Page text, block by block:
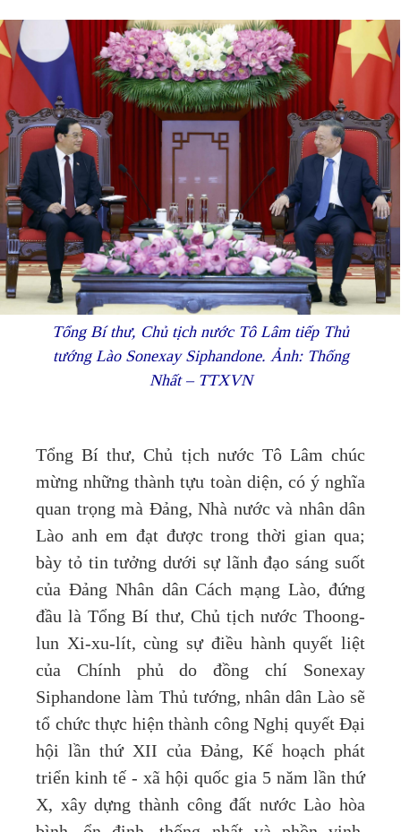
Tổng Bí thư, Chủ tịch nước Tô Lâm tiếp Thủ
tướng Lào Sonexay Siphandone. Ảnh: Thống
Nhất – TTXVN
Tổng Bí thư, Chủ tịch nước Tô Lâm chúc
mừng những thành tựu toàn diện, có ý nghĩa
quan trọng mà Đảng, Nhà nước và nhân dân
Lào anh em đạt được trong thời gian qua;
bày tỏ tin tưởng dưới sự lãnh đạo sáng suốt
của Đảng Nhân dân Cách mạng Lào, đứng
đầu là Tổng Bí thư, Chủ tịch nước Thoong-
lun Xi-xu-lít, cùng sự điều hành quyết liệt
của Chính phủ do đồng chí Sonexay
Siphandone làm Thủ tướng, nhân dân Lào sẽ
tổ chức thực hiện thành công Nghị quyết Đại
hội lần thứ XII của Đảng, Kế hoạch phát
triển kinh tế - xã hội quốc gia 5 năm lần thứ
X, xây dựng thành công đất nước Lào hòa